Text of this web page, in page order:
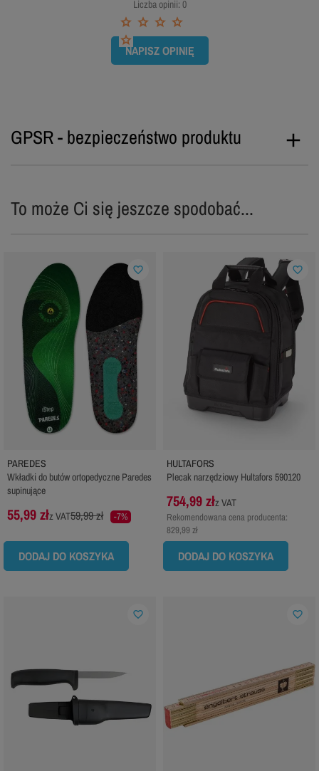
Liczba opinii: 0
NAPISZ OPINIĘ
GPSR - bezpieczeństwo produktu
To może Ci się jeszcze spodobać...
PAREDES
Wkładki do butów ortopedyczne Paredes
supinujące
55,99 złz VAT59,99 zł -7%
DODAJ DO KOSZYKA
favorite_border
HULTAFORS
Plecak narzędziowy Hultafors 590120
754,99 złz VAT
Rekomendowana cena producenta:
829,99 zł
DODAJ DO KOSZYKA
favorite_border
favorite_border favorite_border